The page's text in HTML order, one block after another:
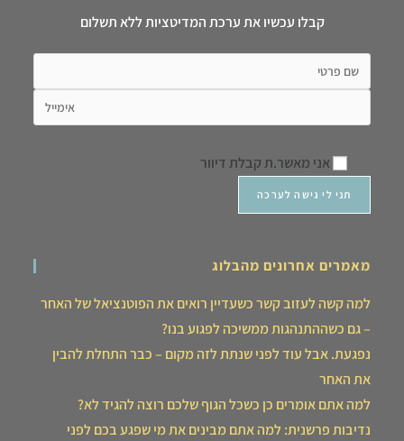
קבלו עכשיו את ערכת המדיטציות ללא תשלום
אני מאשר.ת קבלת דיוור
מאמרים אחרונים מהבלוג
למה קשה לעזוב קשר כשעדיין רואים את הפוטנציאל של האחר
– גם כשההתנהגות ממשיכה לפגוע בנו?
נפגעת. אבל עוד לפני שנתת לזה מקום – כבר התחלת להבין
את האחר
למה אתם אומרים כן כשכל הגוף שלכם רוצה להגיד לא?
נדיבות פרשנית: למה אתם מבינים את מי שפגע בכם לפני